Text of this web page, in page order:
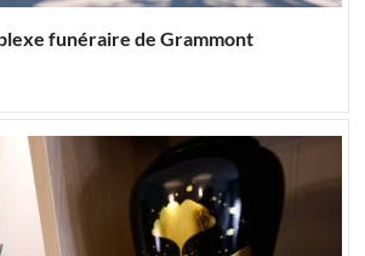
funéraire de Grammont